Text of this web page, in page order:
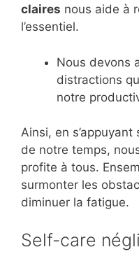
claires nous aide à
l’essentiel.
Nous devons
distractions
notre
Ainsi, en
de notre temps,
profite à tous.
surmonter les
diminuer la fatigue.
Self-care